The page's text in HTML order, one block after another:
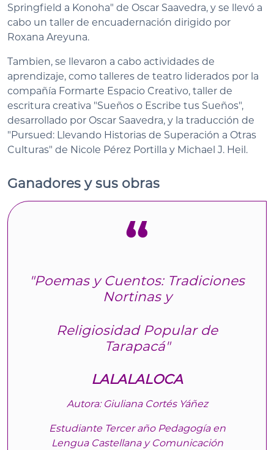
Springfield a Konoha" de Oscar Saavedra, y se llevó a
cabo un taller de encuadernación dirigido por
Roxana Areyuna.
Tambien, se llevaron a cabo actividades de
aprendizaje, como talleres de teatro liderados por la
compañía Formarte Espacio Creativo, taller de
escritura creativa "Sueños o Escribe tus Sueños",
desarrollado por Oscar Saavedra, y la traducción de
"Pursued: Llevando Historias de Superación a Otras
Culturas" de Nicole Pérez Portilla y Michael J. Heil.
Ganadores y sus obras
"Poemas y Cuentos: Tradiciones
Nortinas y
Religiosidad Popular de
Tarapacá"
LALALALOCA
Autora: Giuliana Cortés Yáñez
Estudiante Tercer año Pedagogía en
Lengua Castellana y Comunicación